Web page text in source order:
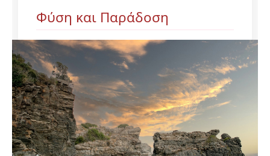
Φύση και Παράδοση
Το Ροδάκινο δεν είναι μόνο θάλασσα. Τα
φαράγγια της περιοχής και τα μονοπάτια στις
πλαγιές του Κρυονερίτη προσφέρουν
μοναδικές εμπειρίες πεζοπορίας. Στις τοπικές
ταβέρνες θα δοκιμάσετε αυθεντικά προϊόντα,
όπως το φημισμένο λάδι και το μέλι της
περιοχής.